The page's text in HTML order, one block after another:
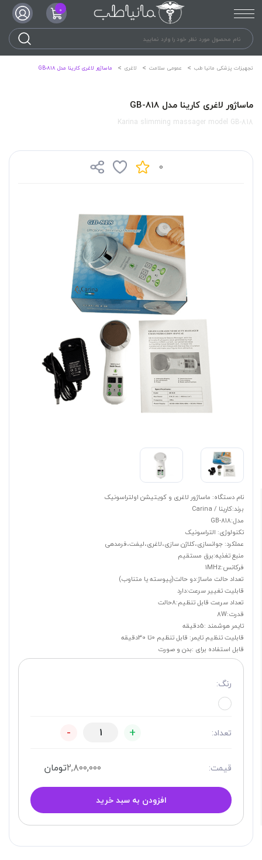
0
تجهیزات پزشکی مانیا طب عمومی سلامت لاغری ماساژور لاغری کارینا مدل GB-818
ماساژور لاغری کارینا مدل GB-818
Karina slimming massager model GB-818
0
نام دستگاه: ماساژور لاغری و کویتیشن اولتراسونیک
برند:کارینا / Carina
مدل:GB-818
تکنولوژی: التراسونیک
عملکرد: جوانسازی،کلاژن سازی،لاغری،لیفت،فرمدهی
منبع تغذیه:برق مستقیم
فرکانس:1MHz
تعداد حالت ماساژ:دو حالت(پیوسته یا متناوب)
قابلیت تغییر سرعت:دارد
تعداد سرعت قابل تنظیم:8حالت
قدرت:8W
تایمر هوشمند :5دقیقه
قابلیت تنظیم تایمر: قابل تنظیم 0تا 30دقیقه
قابل استفاده برای :بدن و صورت
رنگ:
تعداد: +
-
قیمت: ۲,۸۰۰,۰۰۰تومان
افزودن به سبد خرید